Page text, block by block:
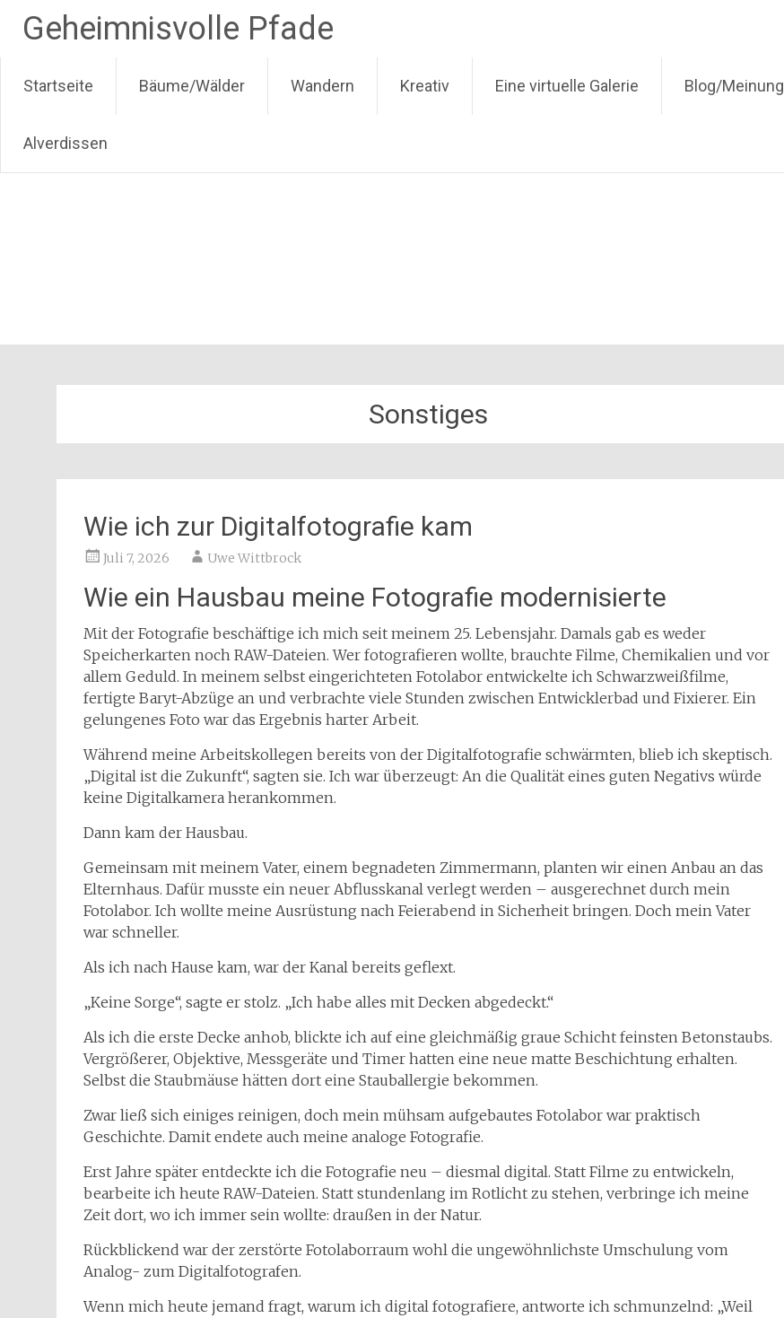
Inhalt
springen
Geheimnisvolle Pfade
Startseite Bäume/Wälder Wandern Kreativ Eine virtuelle Galerie Blog/Meinung
Alverdissen
Sonstiges
Wie ich zur Digitalfotografie kam
Juli 7, 2026 Uwe Wittbrock
Wie ein Hausbau meine Fotografie modernisierte
Mit der Fotografie beschäftige ich mich seit meinem 25. Lebensjahr. Damals gab es weder
Speicherkarten noch RAW-Dateien. Wer fotografieren wollte, brauchte Filme, Chemikalien und vor
allem Geduld. In meinem selbst eingerichteten Fotolabor entwickelte ich Schwarzweißfilme,
fertigte Baryt-Abzüge an und verbrachte viele Stunden zwischen Entwicklerbad und Fixierer. Ein
gelungenes Foto war das Ergebnis harter Arbeit.
Während meine Arbeitskollegen bereits von der Digitalfotografie schwärmten, blieb ich skeptisch.
„Digital ist die Zukunft“, sagten sie. Ich war überzeugt: An die Qualität eines guten Negativs würde
keine Digitalkamera herankommen.
Dann kam der Hausbau.
Gemeinsam mit meinem Vater, einem begnadeten Zimmermann, planten wir einen Anbau an das
Elternhaus. Dafür musste ein neuer Abflusskanal verlegt werden – ausgerechnet durch mein
Fotolabor. Ich wollte meine Ausrüstung nach Feierabend in Sicherheit bringen. Doch mein Vater
war schneller.
Als ich nach Hause kam, war der Kanal bereits geflext.
„Keine Sorge“, sagte er stolz. „Ich habe alles mit Decken abgedeckt.“
Als ich die erste Decke anhob, blickte ich auf eine gleichmäßig graue Schicht feinsten Betonstaubs.
Vergrößerer, Objektive, Messgeräte und Timer hatten eine neue matte Beschichtung erhalten.
Selbst die Staubmäuse hätten dort eine Stauballergie bekommen.
Zwar ließ sich einiges reinigen, doch mein mühsam aufgebautes Fotolabor war praktisch
Geschichte. Damit endete auch meine analoge Fotografie.
Erst Jahre später entdeckte ich die Fotografie neu – diesmal digital. Statt Filme zu entwickeln,
bearbeite ich heute RAW-Dateien. Statt stundenlang im Rotlicht zu stehen, verbringe ich meine
Zeit dort, wo ich immer sein wollte: draußen in der Natur.
Rückblickend war der zerstörte Fotolaborraum wohl die ungewöhnlichste Umschulung vom
Analog- zum Digitalfotografen.
Wenn mich heute jemand fragt, warum ich digital fotografiere, antworte ich schmunzelnd: „Weil